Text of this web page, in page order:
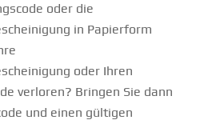
oder die
in Papierform
oder Ihren
verloren? Bringen Sie dann
und einen gültigen